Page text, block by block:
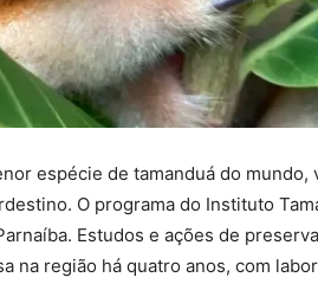
espécie de tamanduá do mundo,
O programa do Instituto
Estudos e ações de
na região há quatro anos, com